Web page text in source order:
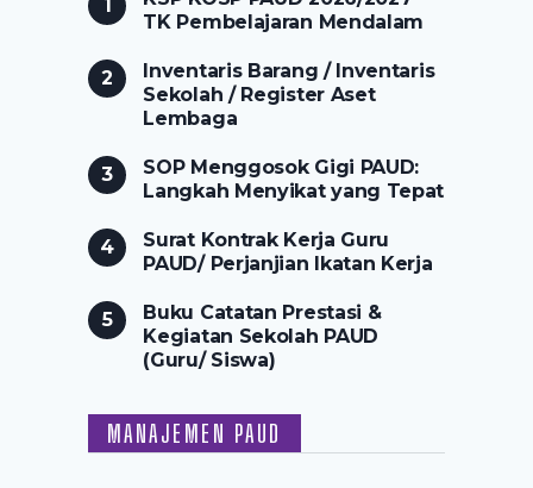
TK Pembelajaran Mendalam
Inventaris Barang / Inventaris
Sekolah / Register Aset
Lembaga
SOP Menggosok Gigi PAUD:
Langkah Menyikat yang Tepat
Surat Kontrak Kerja Guru
PAUD/ Perjanjian Ikatan Kerja
Buku Catatan Prestasi &
Kegiatan Sekolah PAUD
(Guru/ Siswa)
MANAJEMEN PAUD